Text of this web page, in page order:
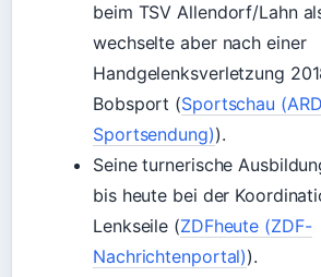
beim TSV Allendorf/Lahn
wechselte aber nach einer
Handgelenksverletzung
Bobsport (Sportschau (ARD
Sportsendung)).
Seine turnerische
bis heute bei der
Lenkseile (ZDFheute (ZDF-
Nachrichtenportal)).